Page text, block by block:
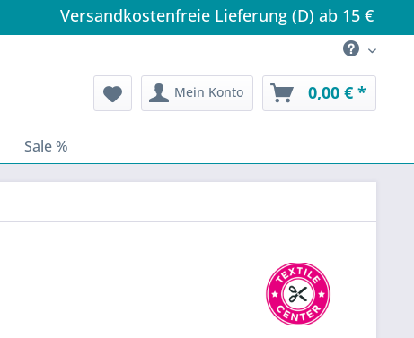
Versandkostenfreie Lieferung (D) ab 15 €
Mein Konto 0,00 € *
Sale %